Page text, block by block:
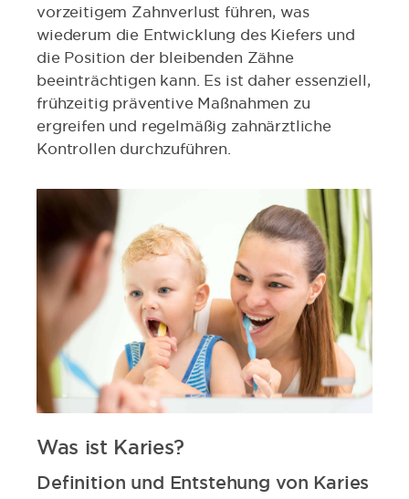
vorzeitigem Zahnverlust führen, was
wiederum die Entwicklung des Kiefers und
die Position der bleibenden Zähne
beeinträchtigen kann. Es ist daher essenziell,
frühzeitig präventive Maßnahmen zu
ergreifen und regelmäßig zahnärztliche
Kontrollen durchzuführen.
Was ist Karies?
Definition und Entstehung von Karies